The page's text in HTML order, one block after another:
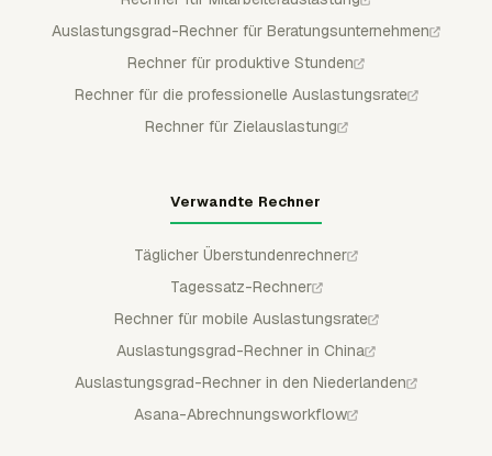
Auslastungsgrad-Rechner für Beratungsunternehmen
Rechner für produktive Stunden
Rechner für die professionelle Auslastungsrate
Rechner für Zielauslastung
Verwandte Rechner
Täglicher Überstundenrechner
Tagessatz-Rechner
Rechner für mobile Auslastungsrate
Auslastungsgrad-Rechner in China
Auslastungsgrad-Rechner in den Niederlanden
Asana-Abrechnungsworkflow